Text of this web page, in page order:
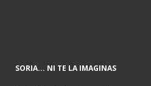
SORIA... NI TE LA IMAGINAS